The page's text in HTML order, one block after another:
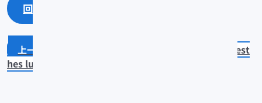
回上一頁
Astronest
hes lucifer